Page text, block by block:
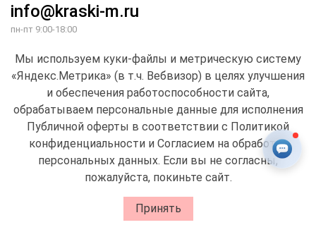
info@kraski-m.ru
пн-пт 9:00-18:00
О КОМПАНИИ
ПОКУПАТЕЛЯМ
Корзина
Мы используем куки-файлы и метрическую систему
«Яндекс.Метрика» (в т.ч. Вебвизор) в целях улучшения
и обеспечения работоспособности сайта,
обрабатываем персональные данные для исполнения
Публичной оферты в соответствии с Политикой
конфиденциальностии Согласием на обработку
персональных данных. Если вы не согласны,
пожалуйста, покиньте сайт.
Принять